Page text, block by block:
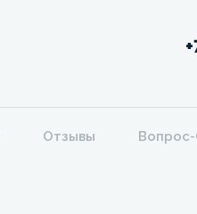
Отзывы